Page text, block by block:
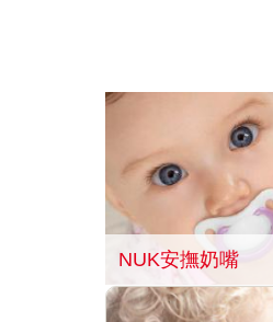
NUK安撫奶嘴